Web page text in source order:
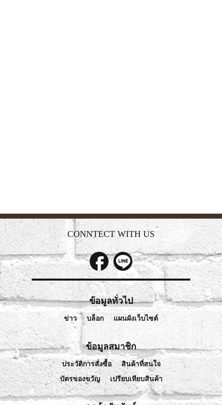
CONNTECT WITH US
ข้อมูลทั่วไป
ข่าว บล็อก แผนผังเว็บไซต์
ข้อมูลสมาชิก
ประวัติการสั่งซื้อ
สินค้าที่สนใจ
บัตรของขวัญ
เปรียบเทียบสินค้า